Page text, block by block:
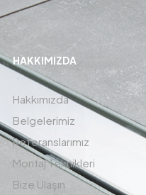
HAKKIMIZDA
Hakkımızda
Belgelerimiz
Referanslarımız
Montaj Teknikleri
Bize Ulaşın